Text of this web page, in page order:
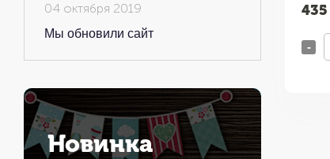
04 октября 2019
Мы обновили сайт
Новинка
435
-